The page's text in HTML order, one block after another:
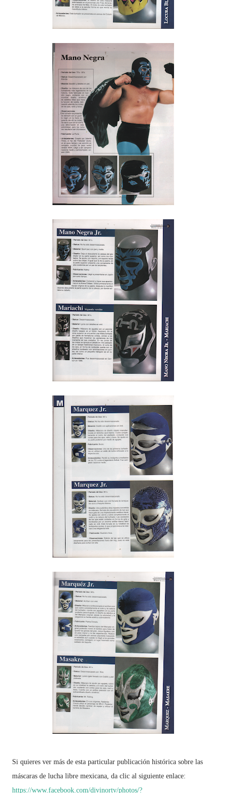
Si quieres ver más de esta particular publicación histórica sobre las
máscaras de lucha libre mexicana, da clic al siguiente enlace:
https://www.facebook.com/divinortv/photos/?